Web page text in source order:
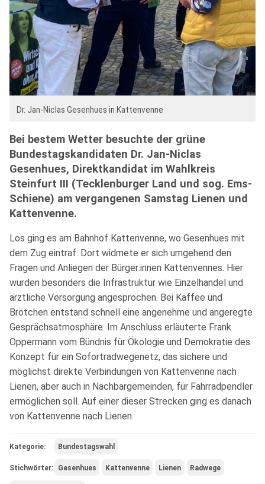
Dr. Jan-Niclas Gesenhues in Kattenvenne
Bei bestem Wetter besuchte der grüne
Bundestagskandidaten Dr. Jan-Niclas
Gesenhues, Direktkandidat im Wahlkreis
Steinfurt III (Tecklenburger Land und sog. Ems-
Schiene) am vergangenen Samstag Lienen und
Kattenvenne.
Los ging es am Bahnhof Kattenvenne, wo Gesenhues mit
dem Zug eintraf. Dort widmete er sich umgehend den
Fragen und Anliegen der Bürger:innen Kattenvennes. Hier
wurden besonders die Infrastruktur wie Einzelhandel und
ärztliche Versorgung angesprochen. Bei Kaffee und
Brötchen entstand schnell eine angenehme und angeregte
Gesprächsatmosphäre. Im Anschluss erläuterte Frank
Oppermann vom Bündnis für Ökologie und Demokratie des
Konzept für ein Sofortradwegenetz, das sichere und
möglichst direkte Verbindungen von Kattenvenne nach
Lienen, aber auch in Nachbargemeinden, für Fahrradpendler
ermöglichen soll. Auf einer dieser Strecken ging es danach
von Kattenvenne nach Lienen.
Kategorie: Bundestagswahl
Stichwörter: Gesenhues Kattenvenne Lienen Radwege